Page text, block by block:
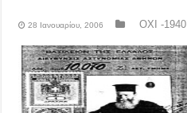
28 Ιανουαρίου, 2006 ΟΧΙ -1940